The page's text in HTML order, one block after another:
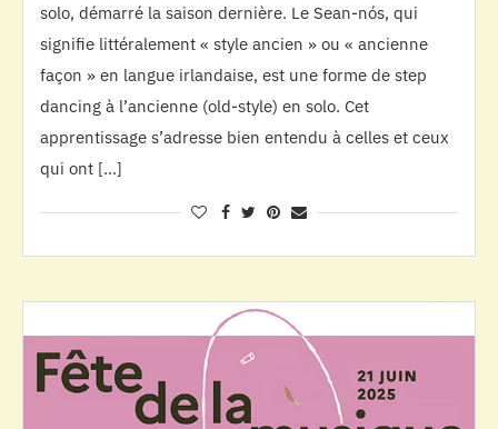
solo, démarré la saison dernière. Le Sean-nós, qui
signifie littéralement « style ancien » ou « ancienne
façon » en langue irlandaise, est une forme de step
dancing à l’ancienne (old-style) en solo. Cet
apprentissage s’adresse bien entendu à celles et ceux
qui ont […]